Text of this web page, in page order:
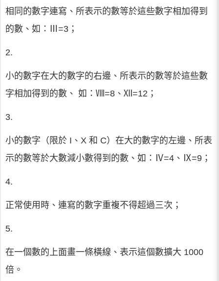
相同的數字連寫、所表示的數等於這些數字相加得到
的數、如：Ⅲ=3；
2.
小的數字在大的數字的右邊、所表示的數等於這些數
字相加得到的數、 如：Ⅷ=8、Ⅻ=12；
3.
小的數字（限於 I、X 和 C）在大的數字的左邊、所表
示的數等於大數減小數得到的數、如：Ⅳ=4、Ⅸ=9；
4.
正常使用時、連寫的數字重複不得超過三次；
5.
在一個數的上面畫一條橫線、表示這個數擴大 1000
倍。